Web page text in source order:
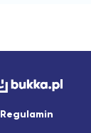
Regulamin